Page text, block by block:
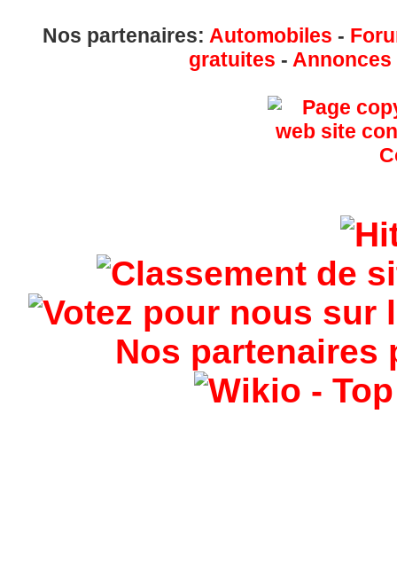
Nos partenaires: Automobiles -
gratuites -
Nos partenaires